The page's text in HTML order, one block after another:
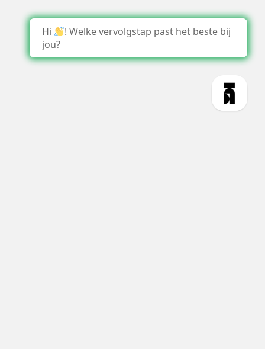
Hi
! Welke vervolgstap past het beste bij
jou?